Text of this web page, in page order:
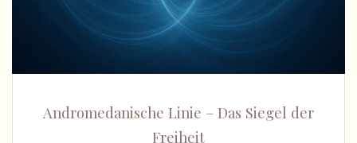
Andromedanische Linie – Das Siegel der
Freiheit